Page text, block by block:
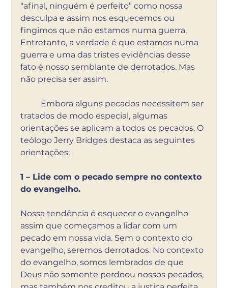
“afinal, ninguém é perfeito” como nossa
desculpa e assim nos esquecemos ou
fingimos que não estamos numa guerra.
Entretanto, a verdade é que estamos numa
guerra e uma das tristes evidências desse
fato é nosso semblante de derrotados. Mas
não precisa ser assim.
tratados de modo especial, algumas
orientações se aplicam a todos os pecados. O
teólogo Jerry Bridges destaca as seguintes
orientações:
1 – Lide com o pecado sempre no contexto
do evangelho.
Nossa tendência é esquecer o evangelho
assim que começamos a lidar com um
pecado em nossa vida. Sem o contexto do
evangelho, seremos derrotados. No contexto
do evangelho, somos lembrados de que
Deus não somente perdoou nossos pecados,